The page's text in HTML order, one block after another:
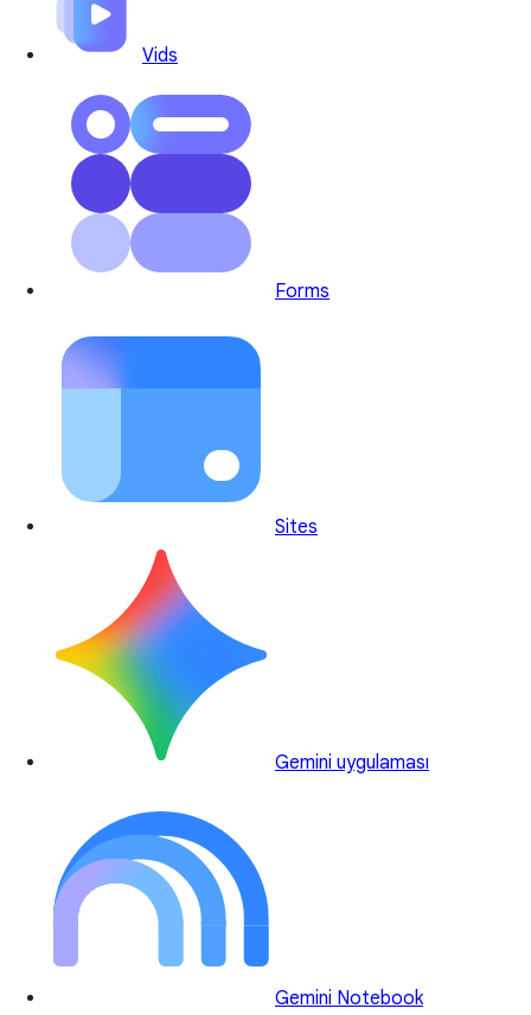
Vids
Forms
Sites
Gemini uygulaması
Gemini Notebook